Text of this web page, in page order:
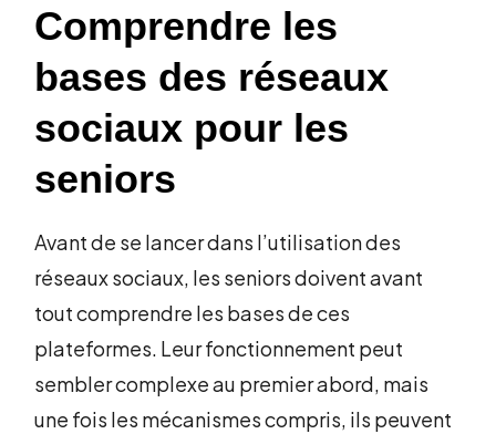
Comprendre les
bases des réseaux
sociaux pour les
seniors
Avant de se lancer dans l’utilisation des
réseaux sociaux, les seniors doivent avant
tout comprendre les bases de ces
plateformes. Leur fonctionnement peut
sembler complexe au premier abord, mais
une fois les mécanismes compris, ils peuvent